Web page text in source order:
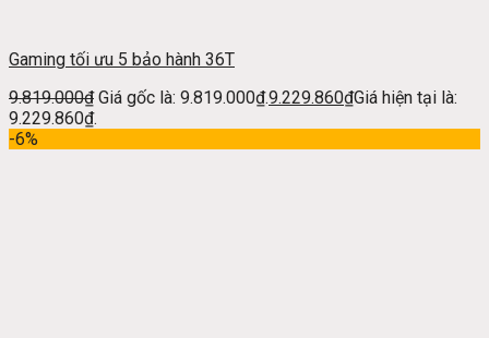
Gaming tối ưu 5 bảo hành 36T
9.819.000₫ Giá gốc là: 9.819.000₫.9.229.860₫Giá hiện tại là:
9.229.860₫.
-6%